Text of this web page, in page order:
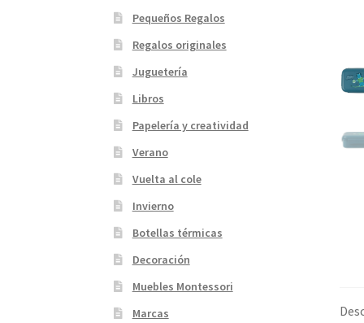
Pequeños Regalos
Regalos originales
Juguetería
Libros
Papelería y creatividad
Verano
Vuelta al cole
Invierno
Botellas térmicas
Decoración
Muebles Montessori
Marcas